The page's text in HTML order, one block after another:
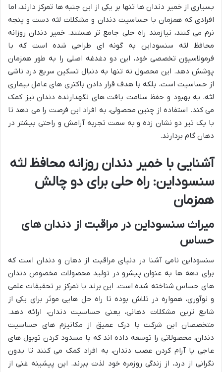
بسیاری از خمیر دندان ها تنها بر یکی از این جنبه ها تمرکز دارند، اما
افرادی که همزمان با حساسیت دندان و مشکلات لثه دست و پنجه
نرم می کنند، نیازمند راه حلی جامع تر هستند. خمیر دندان روزانه
محافظ لثه سنسوداین به گونه ای طراحی شده است که با
فرمولاسیون تخصصی خود، این دو دغدغه اصلی را به طور همزمان
پوشش دهد. این محصول نه تنها به دنبال تسکین سریع درد ناشی
از حساسیت است، بلکه با هدف قرار دادن باکتری های عامل بیماری
لثه، به بهبود و حفظ سلامت بافت های نگهدارنده دندان نیز کمک
می کند. استفاده از چنین محصولی، به افراد این فرصت را می دهد تا
با یک تیر دو نشان زده و به سمت تجربه آرامش و راحتی بیشتر در
دهان گام بردارند.
آشنایی با خمیر دندان روزانه محافظ لثه
سنسوداین: راه حلی برای دو چالش
همزمان
میراث سنسوداین در مراقبت از دندان های
حساس
سنسوداین نامی آشنا در دنیای مراقبت از دهان و دندان است که
برای دهه ها به عنوان پیشرو در تولید محصولات مخصوص دندان
های حساس شناخته شده است. این برند با تمرکز بر تحقیقات علمی
و نوآوری، همواره در تلاش بوده تا راه حل هایی موثر برای یکی از
شایع ترین مشکلات دهانی، یعنی حساسیت دندان، ارائه دهد.
متخصصان این شرکت با درک عمیق از مکانیزم های حساسیت
دندان، محصولاتی را توسعه داده اند که با مسدود کردن توبول های
عاجی یا آرام کردن عصب دندان، به افراد کمک می کنند تا بدون
نگرانی از درد، از زندگی روزمره خود لذت ببرند. این پیشینه غنی از